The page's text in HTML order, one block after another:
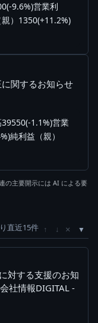
9.6%)営業利
）1350(+11.2%)
関するお知らせ
39550(-1.1%)営業
純利益（親）
の主要開示には AI による要
直近15件 ↑ ↓ ×
対する支援のお知
社情報DIGITAL -